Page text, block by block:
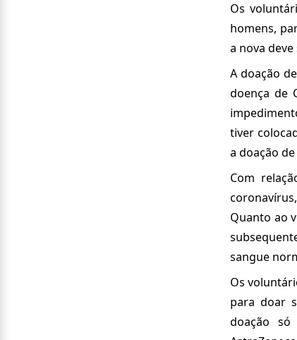
Os
homens,
a nova
A doação
doença de
tiver
a doação
Com
Quanto ao
sangue
Os
para doar
doação